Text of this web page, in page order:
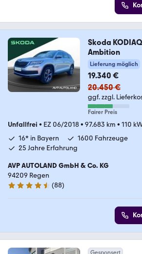
Skoda
Ambition
Lieferung möglich
19.340 €
20.450 €
ggf. zzgl.
Fairer Preis
Unfallfrei • EZ 06/2018• 97.683 km • 110
16* in Bayern
1600 Fahrzeuge
25 Jahre Erfahrung
AVP AUTOLAND GmbH & Co. KG
94209 Regen
4.3 Sterne
(88)